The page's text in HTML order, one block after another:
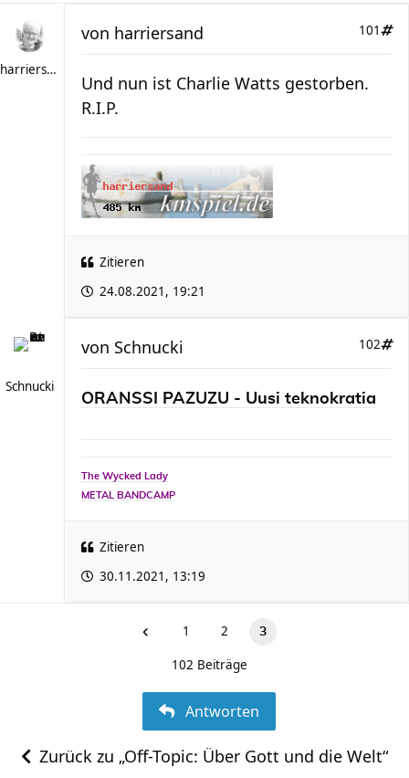
harriersand
101
von harriersand
Und nun ist Charlie Watts gestorben.
R.I.P.
Zitieren
24.08.2021, 19:21
Schnucki
102
von Schnucki
ORANSSI PAZUZU - Uusi teknokratia
The Wycked Lady
METAL BANDCAMP
Zitieren
30.11.2021, 13:19
1 2 3
102 Beiträge
Antworten
Zurück zu „Off-Topic: Über Gott und die Welt“